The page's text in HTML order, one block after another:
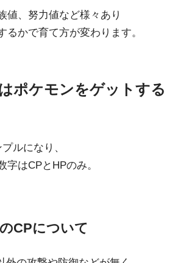
値、努力値など様々あり
るかで育て方が変わります。
ポケモンをゲットする
ルになり、
字はCPとHPのみ。
CPについて